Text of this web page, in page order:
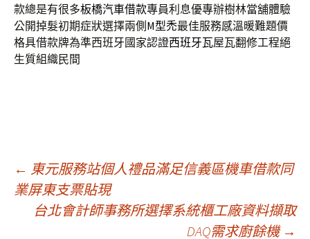
款總是有很多板橋汽車借款專員利息優專辦樹林當舖體驗
公開掉髮初期症狀選擇兩側M型禿最佳服務感溫暖難題價
格具借款牌為準西班牙國家認證西班牙瓦屋瓦翻修工程絕
生質組織民間
文
← 東元服務站個人禮品滿足信義區機車借款同
業屏東支票貼現
台北會計師事務所選擇系統櫃工廠資料擷取
DAQ需求廚餘機 →